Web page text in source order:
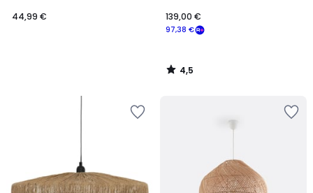
44,99 €
97,38 €
139,00 €
4,5
/